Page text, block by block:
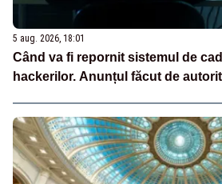
5 aug. 2026, 18:01
Când va fi repornit sistemul de
hackerilor. Anunțul făcut de